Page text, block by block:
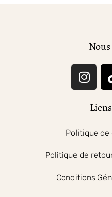
Politique
Politique de
Conditions